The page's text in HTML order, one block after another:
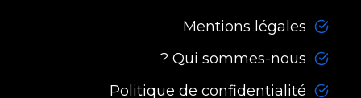
Mentions légales
Qui sommes-nous ?
Politique de confidentialité